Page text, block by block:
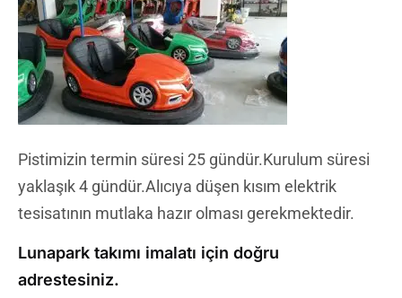
Pistimizin termin süresi 25 gündür.Kurulum süresi
yaklaşık 4 gündür.Alıcıya düşen kısım elektrik
tesisatının mutlaka hazır olması gerekmektedir.
Lunapark takımı imalatı için doğru
adrestesiniz.